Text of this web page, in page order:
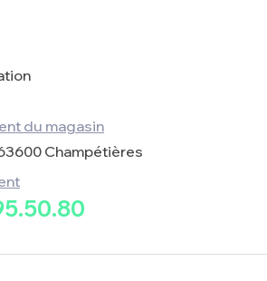
du magasin
Champétières